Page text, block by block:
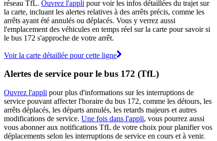
réseau TfL. Ouvrez l'appli pour voir les infos détaillées du trajet sur
la carte, incluant les alertes relatives à des arrêts précis, comme les
arrêts ayant été annulés ou déplacés. Vous y verrez aussi
l'emplacement des véhicules en temps réel sur la carte pour savoir si
le bus 172 s'approche de votre arrêt.
Voir la carte détaillée pour cette ligne
Alertes de service pour le bus 172 (TfL)
Ouvrez l'appli pour plus d'informations sur les interruptions de
service pouvant affecter l'horaire du bus 172, comme les détours, les
arrêts déplacés, les départs annulés, les retards majeurs et autres
modifications de service. Une fois dans l'appli, vous pourrez aussi
vous abonner aux notifications TfL de votre choix pour planifier vos
déplacements selon les interruptions de service en cours et à venir.